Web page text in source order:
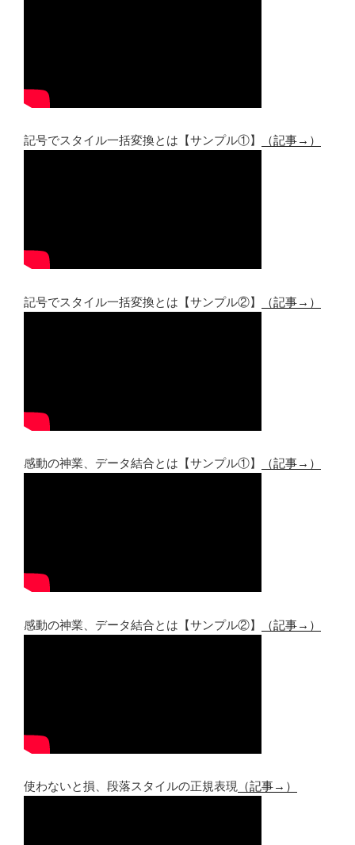
記号でスタイル一括変換とは【サンプル①】 （記事→）
記号でスタイル一括変換とは【サンプル②】 （記事→）
感動の神業、データ結合とは【サンプル①】 （記事→）
感動の神業、データ結合とは【サンプル②】 （記事→）
使わないと損、段落スタイルの正規表現 （記事→）